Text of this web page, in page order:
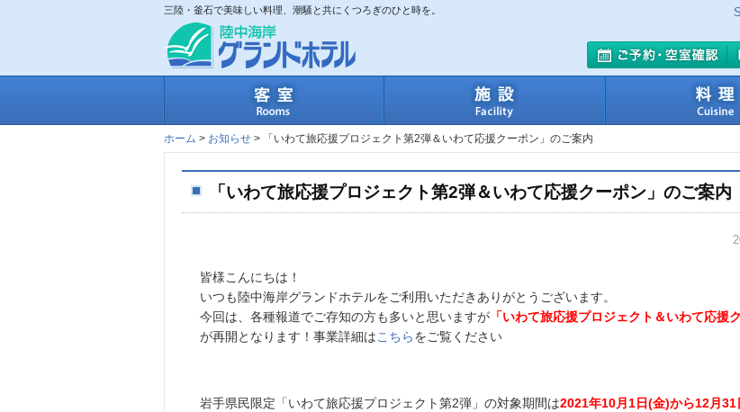
三陸・釜石で美味しい料理、潮騒と共にくつろぎのひと時を。
客室 施設
ホーム > お知らせ > 「いわて旅応援プロジェクト第2弾＆いわて応援クーポン」のご案内
「いわて旅応援プロジェクト第2弾＆いわて応援クーポン」のご案内
皆様こんにちは！
いつも陸中海岸グランドホテルをご利用いただきありがとうございます。
今回は、各種報道でご存知の方も多いと思いますが 「いわて旅応援プロジェクト＆いわて応援
が再開となります！事業詳細はこちらをご覧ください
岩手県民限定「いわて旅応援プロジェクト第2弾」の対象期間は2021年10月1日(金)から12月31